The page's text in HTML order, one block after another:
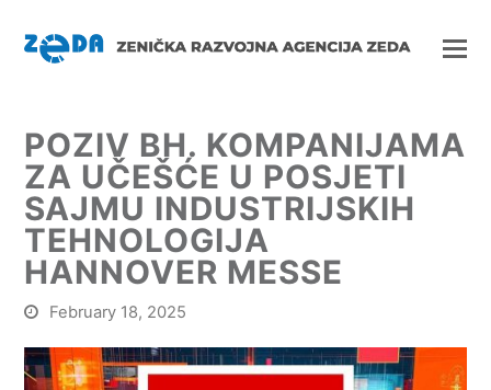
POZIV BH. KOMPANIJAMA
ZA UČEŠĆE U POSJETI
SAJMU INDUSTRIJSKIH
TEHNOLOGIJA
HANNOVER MESSE
February 18, 2025